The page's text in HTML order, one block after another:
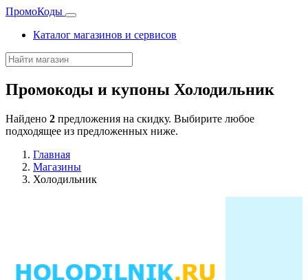
ПромоКоды
Каталог магазинов и сервисов
Промокоды и купоны Холодильник
Найдено 2 предложения на скидку. Выбирите любое
подходящее из предложенных ниже.
Главная
Магазины
Холодильник